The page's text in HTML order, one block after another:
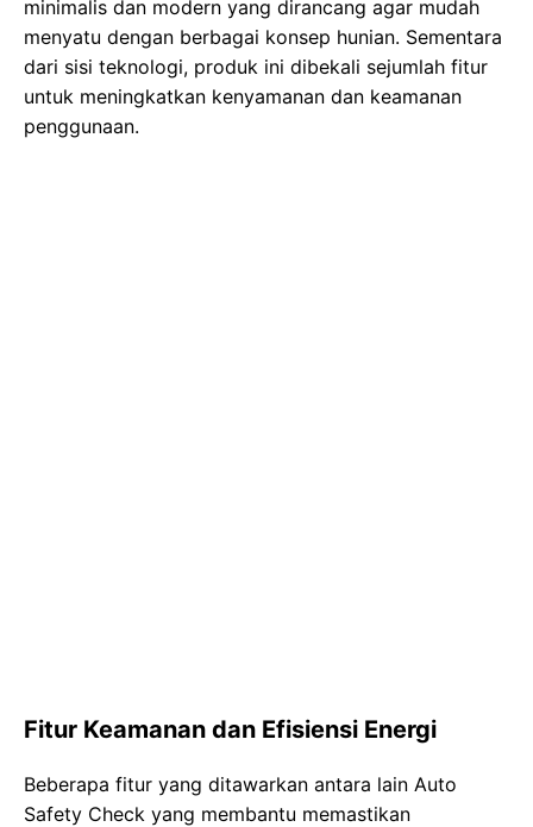
minimalis dan modern yang dirancang agar mudah
menyatu dengan berbagai konsep hunian. Sementara
dari sisi teknologi, produk ini dibekali sejumlah fitur
untuk meningkatkan kenyamanan dan keamanan
penggunaan.
Fitur Keamanan dan Efisiensi Energi
Beberapa fitur yang ditawarkan antara lain Auto
Safety Check yang membantu memastikan